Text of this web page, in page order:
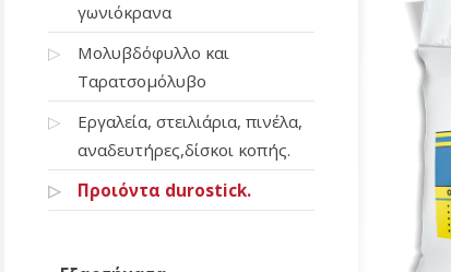
γωνιόκρανα
Μολυβδόφυλλο και
Ταρατσομόλυβο
Εργαλεία, στειλιάρια, πινέλα,
αναδευτήρες,δίσκοι κοπής.
Προιόντα durostick.